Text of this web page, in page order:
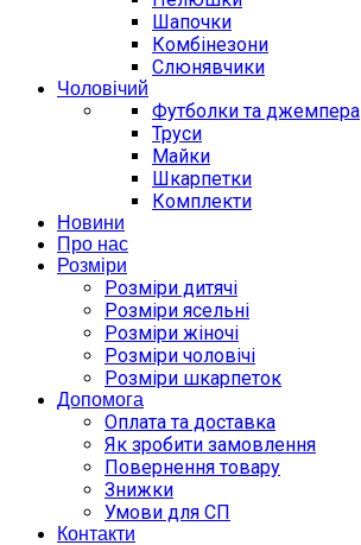
Шапочки
Комбінезони
Слюнявчики
Чоловічий
Футболки та джемпера
Труси
Майки
Шкарпетки
Комплекти
Новини
Про нас
Розміри
Розміри дитячі
Розміри ясельні
Розміри жіночі
Розміри чоловічі
Розміри шкарпеток
Допомога
Оплата та доставка
Як зробити замовлення
Повернення товару
Знижки
Умови для СП
Контакти